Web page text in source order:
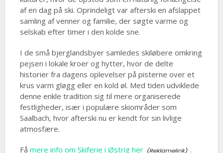
af en dag på ski. Oprindeligt var afterski en afslappet
samling af venner og familie, der søgte varme og
selskab efter timer i den kolde sne.
I de små bjerglandsbyer samledes skiløbere omkring
pejsen i lokale kroer og hytter, hvor de delte
historier fra dagens oplevelser på pisterne over et
krus varm gløgg eller en kold øl. Med tiden udviklede
denne enkle tradition sig til mere organiserede
festligheder, især i populære skiområder som
Saalbach, hvor afterski nu er kendt for sin livlige
atmosfære.
Få mere info om Skiferie i Østrig her .